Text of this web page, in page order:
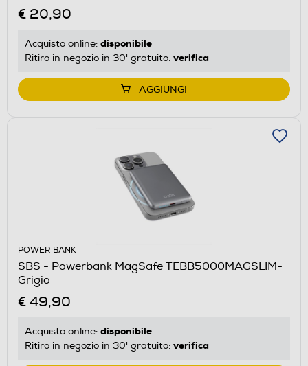
€ 20,90
Acquisto online: disponibile
Ritiro in negozio in 30' gratuito: verifica
AGGIUNGI
POWER BANK
SBS - Powerbank MagSafe TEBB5000MAGSLIM-
Grigio
€ 49,90
Acquisto online: disponibile
Ritiro in negozio in 30' gratuito: verifica